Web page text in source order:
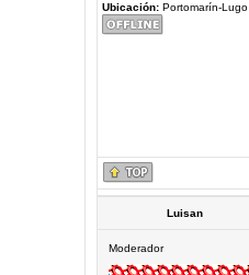
Ubicación:Portomarín-Lugo
Luisan
Moderador